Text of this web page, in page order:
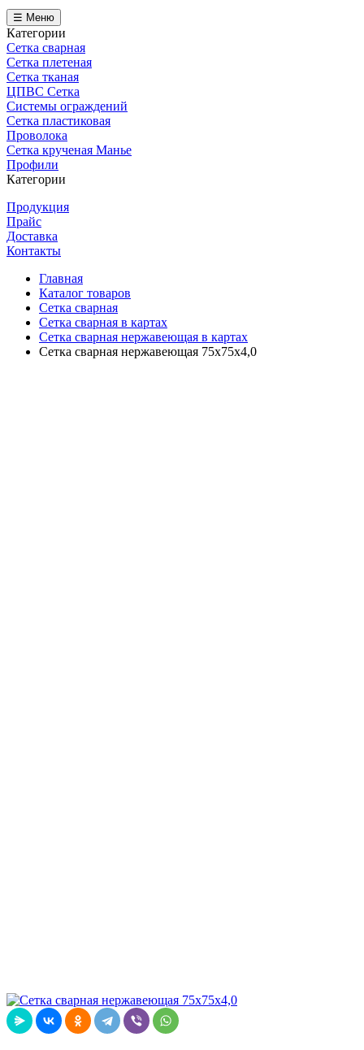
☰ Меню
Категории
Сетка сварная
Сетка плетеная
Сетка тканая
ЦПВС Сетка
Системы ограждений
Сетка пластиковая
Проволока
Сетка крученая Манье
Профили
Категории
Продукция
Прайс
Доставка
Контакты
Главная
Каталог товаров
Сетка сварная
Сетка сварная в картах
Сетка сварная нержавеющая в картах
Сетка сварная нержавеющая 75х75х4,0